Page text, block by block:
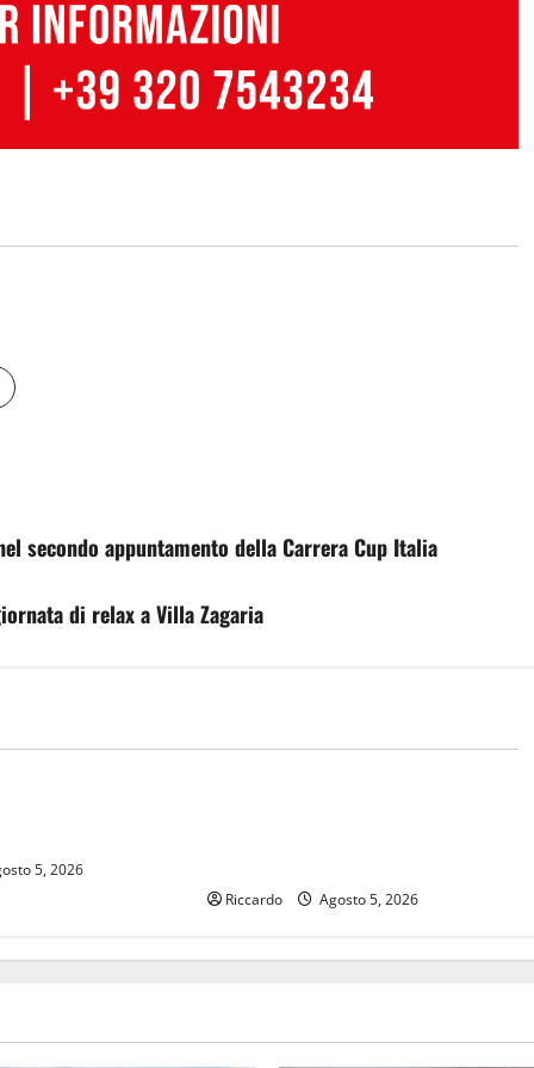
secondo appuntamento della Carrera Cup Italia
di relax a Villa Zagaria
5, 2026
Riccardo Agosto 5, 2026